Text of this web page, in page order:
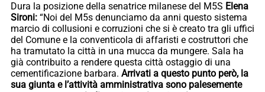
Dura la posizione della senatrice milanese del M5S Elena
Sironi: “Noi del M5s denunciamo da anni questo sistema
marcio di collusioni e corruzioni che si è creato tra gli uffici
del Comune e la conventicola di affaristi e costruttori che
ha tramutato la città in una mucca da mungere. Sala ha
già contribuito a rendere questa città ostaggio di una
cementificazione barbara. Arrivati a questo punto però, la
sua giunta e l’attività amministrativa sono palesemente